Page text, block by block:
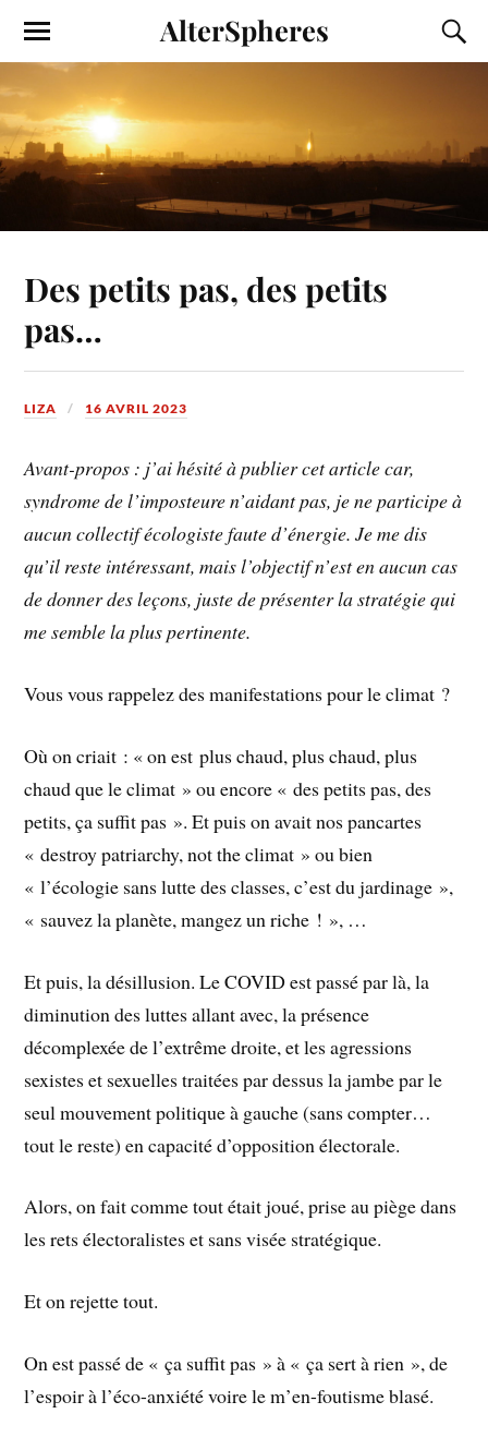
AlterSpheres
Des petits pas, des petits
pas…
LIZA 16 AVRIL 2023
Avant-propos : j’ai hésité à publier cet article car,
syndrome de l’imposteure n’aidant pas, je ne participe à
aucun collectif écologiste faute d’énergie. Je me dis
qu’il reste intéressant, mais l’objectif n’est en aucun cas
de donner des leçons, juste de présenter la stratégie qui
me semble la plus pertinente.
Vous vous rappelez des manifestations pour le climat ?
Où on criait : « on est plus chaud, plus chaud, plus
chaud que le climat » ou encore « des petits pas, des
petits, ça suffit pas ». Et puis on avait nos pancartes
« destroy patriarchy, not the climat » ou bien
« l’écologie sans lutte des classes, c’est du jardinage »,
« sauvez la planète, mangez un riche ! », …
Et puis, la désillusion. Le COVID est passé par là, la
diminution des luttes allant avec, la présence
décomplexée de l’extrême droite, et les agressions
sexistes et sexuelles traitées par dessus la jambe par le
seul mouvement politique à gauche (sans compter…
tout le reste) en capacité d’opposition électorale.
Alors, on fait comme tout était joué, prise au piège dans
les rets électoralistes et sans visée stratégique.
Et on rejette tout.
On est passé de « ça suffit pas » à « ça sert à rien », de
l’espoir à l’éco-anxiété voire le m’en-foutisme blasé.